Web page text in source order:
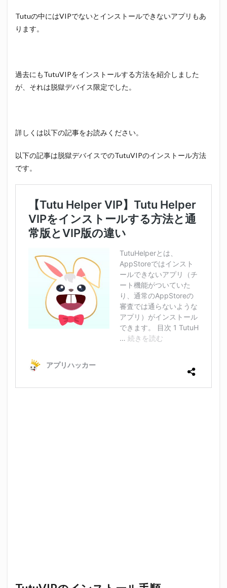
Tutuの中にはVIPでないとインストールできないアプリもあ
ります。
過去にもTutuVIPをインストールする方法を紹介しました
が、それは脱獄デバイス限定でした。
詳しくは以下の記事をお読みください。
以下の記事は脱獄デバイスでのTutuVIPのインストール方法
です。